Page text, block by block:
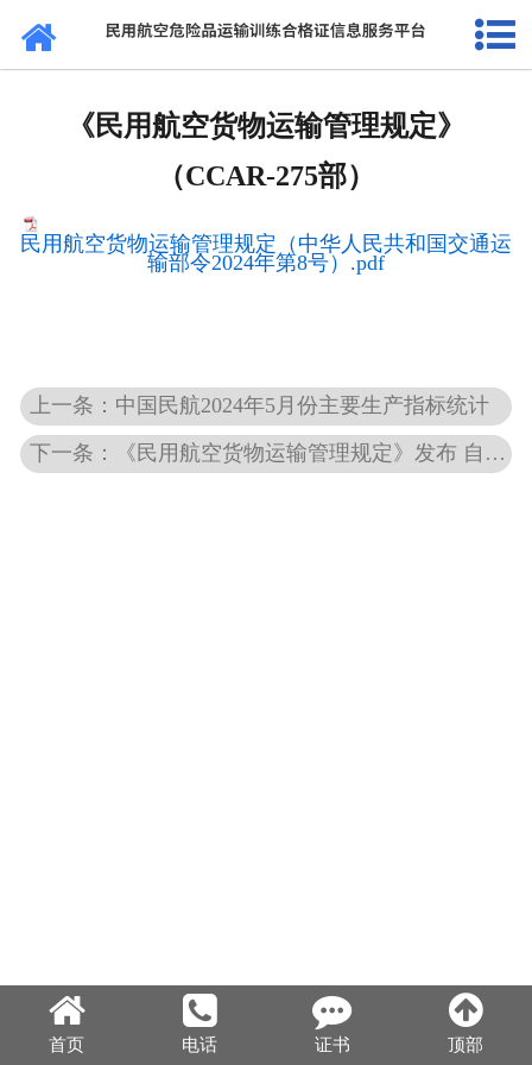
网站首页
考核站点
关于我们
《民用航空货物运输管理规定》
（CCAR-275部）
民用航空货物运输管理规定（中华人民共和国交通运
输部令2024年第8号）.pdf
上一条：中国民航2024年5月份主要生产指标统计
下一条：《民用航空货物运输管理规定》发布 自2024年12月1日起施行
首页 电话 证书 顶部